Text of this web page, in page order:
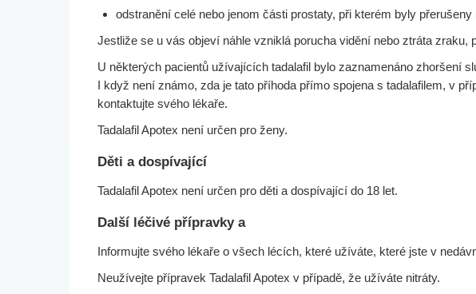
odstranění celé nebo jenom části prostaty, při kterém byly
Jestliže se u vás objeví náhle vzniklá porucha vidění nebo ztráta zraku,
U některých pacientů užívajících tadalafil bylo zaznamenáno zhoršení
I když není známo, zda je tato příhoda přímo spojena s tadalafilem, v
kontaktujte svého lékaře.
Tadalafil Apotex není určen pro ženy.
Děti a dospívající
Tadalafil Apotex není určen pro děti a dospívající do 18 let.
Další léčivé přípravky a
Informujte svého lékaře o všech lécích, které užíváte, které jste v
Neužívejte přípravek Tadalafil Apotex v případě, že užíváte nitráty.